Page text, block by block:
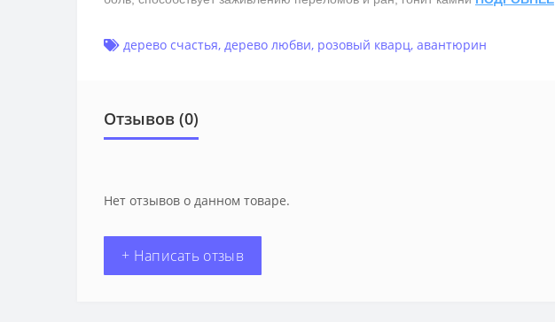
дерево счастья, дерево любви, розовый кварц, авантюрин
Отзывов (0)
Нет отзывов о данном товаре.
+ Написать отзыв